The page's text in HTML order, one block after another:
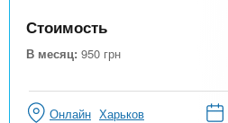
Стоимость
В месяц: 950 грн
Онлайн Харьков